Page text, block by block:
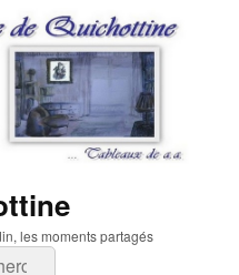
les moments partagés
: